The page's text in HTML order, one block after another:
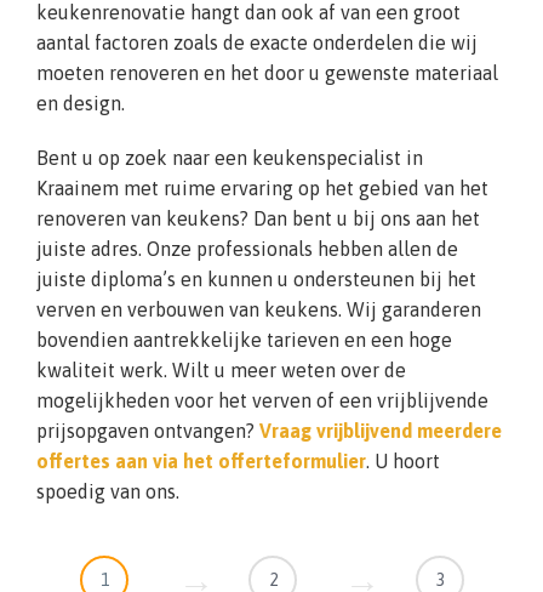
keukenrenovatie hangt dan ook af van een groot
aantal factoren zoals de exacte onderdelen die wij
moeten renoveren en het door u gewenste materiaal
en design.
Bent u op zoek naar een keukenspecialist in
Kraainem met ruime ervaring op het gebied van het
renoveren van keukens? Dan bent u bij ons aan het
juiste adres. Onze professionals hebben allen de
juiste diploma’s en kunnen u ondersteunen bij het
verven en verbouwen van keukens. Wij garanderen
bovendien aantrekkelijke tarieven en een hoge
kwaliteit werk. Wilt u meer weten over de
mogelijkheden voor het verven of een vrijblijvende
prijsopgaven ontvangen? Vraag vrijblijvend meerdere
offertes aan via het offerteformulier. U hoort
spoedig van ons.
1 2 3